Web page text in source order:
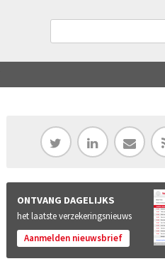
ONTVANG DAGELIJKS
het laatste verzekeringsnieuws
Aanmelden nieuwsbrief